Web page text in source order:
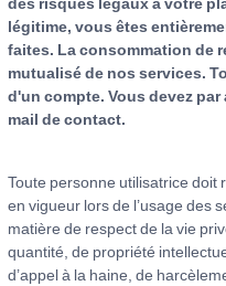
légitime, vous êtes
faites. La consommation de
mutualisé de nos services.
d'un compte. Vous devez
mail de contact.
Toute personne utilisatrice doit
en vigueur lors de l’usage des
matière de respect de la vie
quantité, de propriété
d’appel à la haine, de